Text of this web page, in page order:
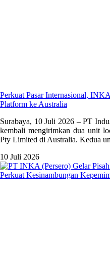
Perkuat Pasar Internasional,
Platform ke Australia
Surabaya, 10 Juli 2026 – PT
kembali mengirimkan dua unit
Pty Limited di Australia. Kedua
10 Juli 2026